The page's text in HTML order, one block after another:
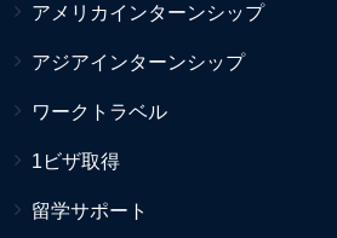
アメリカインターンシップ
アジアインターンシップ
ワークトラベル
1ビザ取得
留学サポート